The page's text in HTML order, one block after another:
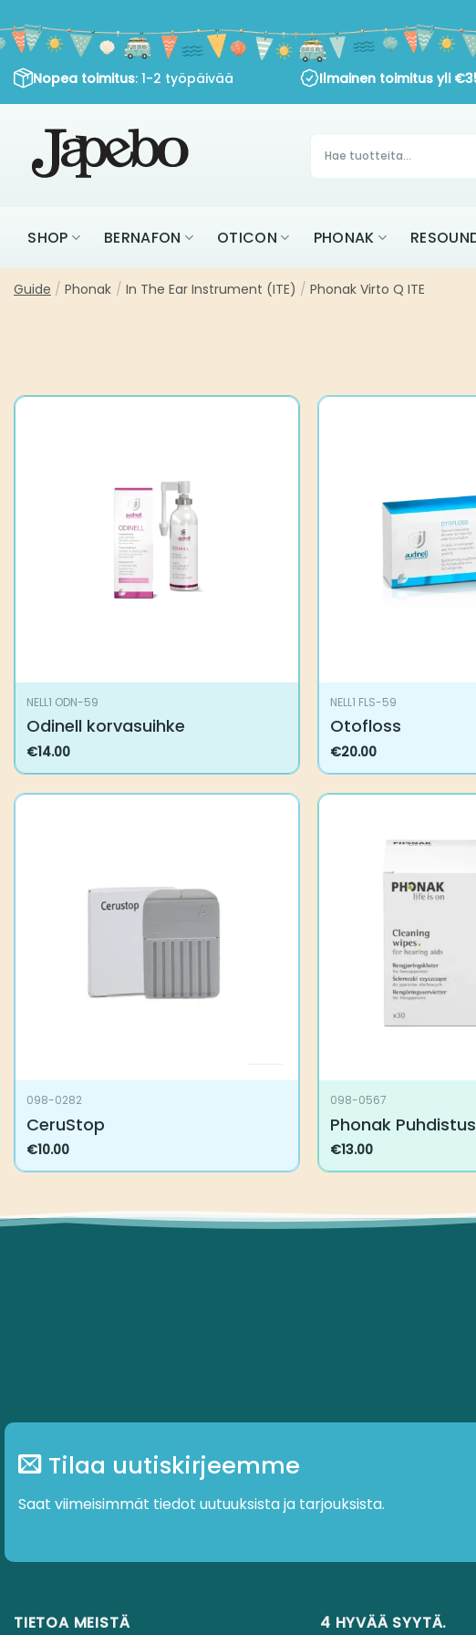
sisältöön
Nopea toimitus: 1-2 työpäivää Ilmainen toimitus yli €
Products
search
SHOP BERNAFON OTICON PHONAK
Guide / Phonak / In The Ear Instrument (ITE) / Phonak Virto Q ITE
NELL1 ODN-59
Odinell korvasuihke
€14.00
NELL1 FLS-59
Otofloss
€20.00
098-0282
CeruStop
€10.00
098-0567
Phonak
€13.00
Tilaa uutiskirjeemme
Saat viimeisimmät tiedot uutuuksista ja tarjouksista.
TIETOA MEISTÄ 4 HYVÄÄ SYYTÄ.